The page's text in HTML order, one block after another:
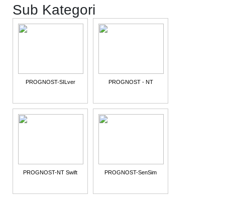
Sub Kategori
PROGNOST-SILver PROGNOST - NT
PROGNOST-NT Swift PROGNOST-SenSim